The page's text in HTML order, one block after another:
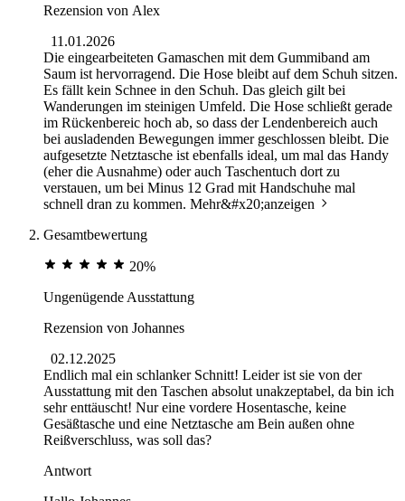
Rezension von Alex
11.01.2026
Die eingearbeiteten Gamaschen mit dem Gummiband am
Saum ist hervorragend. Die Hose bleibt auf dem Schuh sitzen.
Es fällt kein Schnee in den Schuh. Das gleich gilt bei
Wanderungen im steinigen Umfeld. Die Hose schließt gerade
im Rückenbereic hoch ab, so dass der Lendenbereich auch
bei ausladenden Bewegungen immer geschlossen bleibt. Die
aufgesetzte Netztasche ist ebenfalls ideal, um mal das Handy
(eher die Ausnahme) oder auch Taschentuch dort zu
verstauen, um bei Minus 12 Grad mit Handschuhe mal
schnell dran zu kommen. Mehr&#x20;anzeigen
Gesamtbewertung
20%
Ungenügende Ausstattung
Rezension von Johannes
02.12.2025
Endlich mal ein schlanker Schnitt! Leider ist sie von der
Ausstattung mit den Taschen absolut unakzeptabel, da bin ich
sehr enttäuscht! Nur eine vordere Hosentasche, keine
Gesäßtasche und eine Netztasche am Bein außen ohne
Reißverschluss, was soll das?
Antwort